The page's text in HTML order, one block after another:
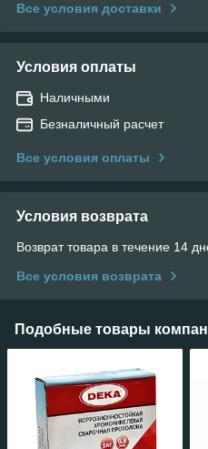
Все условия доставки
Условия оплаты
Наличными
Безналичный расчет
Все условия оплаты
Условия возврата
Возврат товара в течение 14
Все условия возврата
Подобные товары